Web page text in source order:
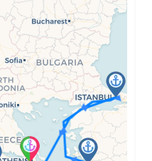
Ημέρα 4η
Εν Πλω
-
Ημέρα 5η